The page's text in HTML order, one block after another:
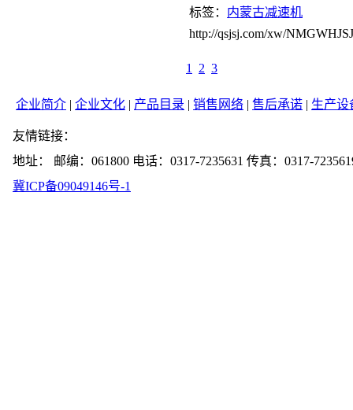
标签： 内蒙古减速机
http://qsjsj.com/xw/
1 2 3
企业简介 | 企业文化 | 产品目录 | 销售网络 | 售后承诺 | 生产设
友情链接：
地址： 邮编：061800 电话：0317-7235631 传真：0317-
冀ICP备09049146号-1